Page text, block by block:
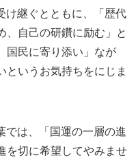
継ぐとともに、「歴代
、自己の研鑽に励む」と
国民に寄り添い」なが
というお気持ちをにじま
は、「国運の一層の進
を切に希望してやみませ